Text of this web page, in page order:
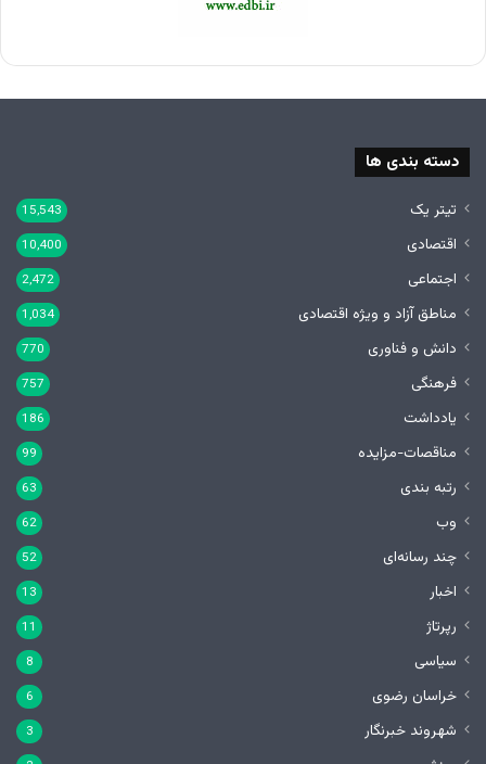
دسته بندی ها
تیتر یک 15,543
اقتصادی 10,400
اجتماعی 2,472
مناطق آزاد و ویژه اقتصادی 1,034
دانش و فناوری 770
فرهنگی 757
یادداشت 186
مناقصات-مزایده 99
رتبه بندی 63
وب 62
چند رسانه‌ای 52
اخبار 13
رپرتاژ 11
سیاسی 8
خراسان رضوی 6
شهروند خبرنگار 3